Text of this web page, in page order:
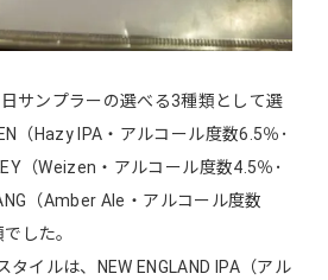
サンプラーの選べる3種類として選
（Hazy IPA・アルコール度数6.5％･
（Weizen・アルコール度数4.5％･
（Amber Ale・アルコール度数
した。
イルは、NEW ENGLAND IPA（アル